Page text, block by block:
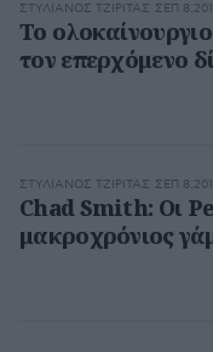
ΣΤΥΛΙΑΝΌΣ ΤΖΙΡΊΤΑΣ ΣΕΠ
To
τον επερχόμενο
ΣΤΥΛΙΑΝΌΣ ΤΖΙΡΊΤΑΣ ΣΕΠ
Chad Smith: Οι
μακροχρόνιος